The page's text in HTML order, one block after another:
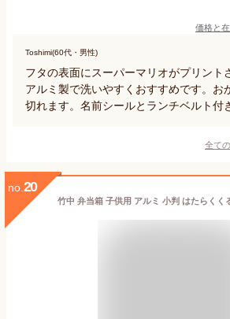
価格と
Toshimi(60代・男性)
フタの表面にスーパーマリオがプリント
アルミ製で洗いやすくおすすめです。お
切れます。名前シールとランチベルト付
全て
no. 20